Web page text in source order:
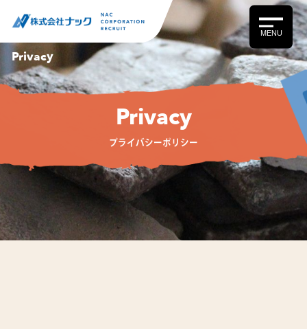
MENU
Privacy
プライバシーポリシー
Privacy